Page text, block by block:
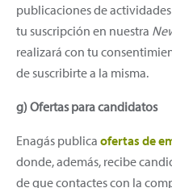
publicaciones de
tu suscripción en nuestra
realizará con tu
de suscribirte a la misma.
g) Ofertas para candidatos
Enagás publica ofertas de
donde, además, recibe
de que contactes con la